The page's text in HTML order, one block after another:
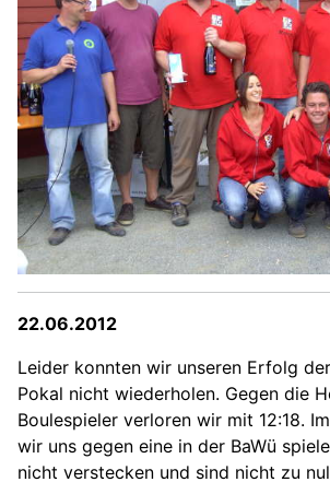
22.06.2012
Leider konnten wir unseren Erfolg
Pokal nicht wiederholen. Gegen die
Boulespieler verloren wir mit 12:18.
wir uns gegen eine in der BaWü
nicht verstecken und sind nicht zu